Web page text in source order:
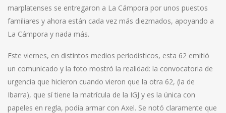
marplatenses se entregaron a La Cámpora por unos puestos
familiares y ahora están cada vez más diezmados, apoyando a
La Cámpora y nada más.
Este viernes, en distintos medios periodísticos, esta 62 emitió
un comunicado y la foto mostró la realidad: la convocatoria de
urgencia que hicieron cuando vieron que la otra 62, (la de
Ibarra), que sí tiene la matrícula de la IGJ y es la única con
papeles en regla, podía armar con Axel. Se notó claramente que